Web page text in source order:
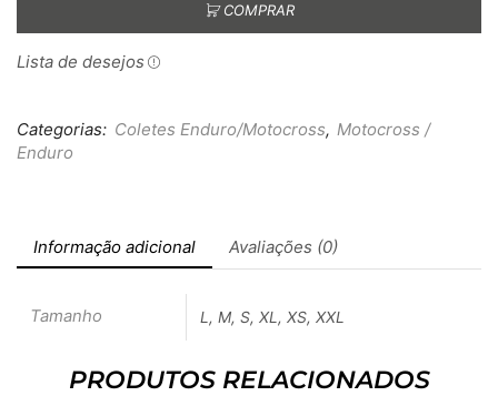
COMPRAR
Lista de desejos
Categorias: Coletes Enduro/Motocross, Motocross /
Enduro
Informação adicional Avaliações (0)
Tamanho L, M, S, XL, XS, XXL
PRODUTOS RELACIONADOS